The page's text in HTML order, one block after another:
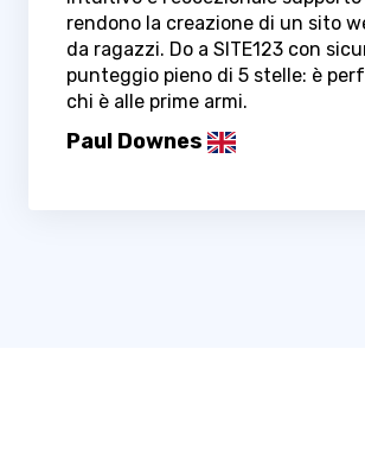
rendono la creazione di un sito
da ragazzi. Do a SITE123 con
punteggio pieno di 5 stelle: è
chi è alle prime armi.
Paul Downes